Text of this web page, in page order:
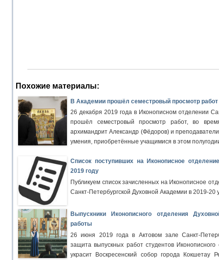
Похожие материалы:
В Академии прошёл семестровый просмотр работ
26 декабря 2019 года в Иконописном отделении
прошёл семестровый просмотр работ, во
архимандрит Александр (Фёдоров) и
умения, приобретённые учащимися в этом
Список поступивших на Иконописное
2019 году
Публикуем список зачисленных на Иконописное
Санкт-Петербургской Духовной Академии в 2019-20
Выпускники Иконописного отделения
работы
26 июня 2019 года в Актовом зале Санкт-
защита выпускных работ студентов
украсит Воскресенский собор города Кокшетау